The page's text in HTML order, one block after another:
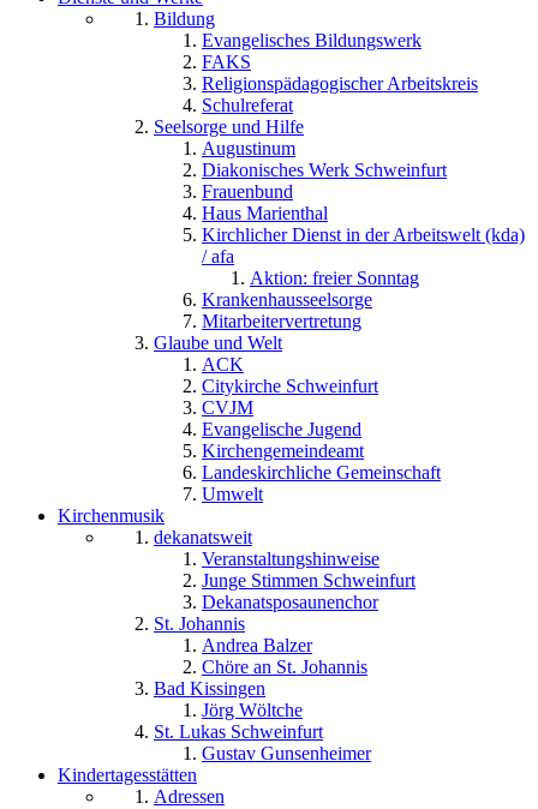
Bildung
Evangelisches Bildungswerk
FAKS
Religionspädagogischer Arbeitskreis
Schulreferat
Seelsorge und Hilfe
Augustinum
Diakonisches Werk Schweinfurt
Frauenbund
Haus Marienthal
Kirchlicher Dienst in der Arbeitswelt (kda)
/ afa
Aktion: freier Sonntag
Krankenhausseelsorge
Mitarbeitervertretung
Glaube und Welt
ACK
Citykirche Schweinfurt
CVJM
Evangelische Jugend
Kirchengemeindeamt
Landeskirchliche Gemeinschaft
Umwelt
Kirchenmusik
dekanatsweit
Veranstaltungshinweise
Junge Stimmen Schweinfurt
Dekanatsposaunenchor
St. Johannis
Andrea Balzer
Chöre an St. Johannis
Bad Kissingen
Jörg Wöltche
St. Lukas Schweinfurt
Gustav Gunsenheimer
Kindertagesstätten
Adressen